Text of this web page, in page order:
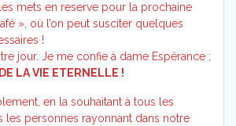
mets en reserve pour la prochaine
», où l’on peut susciter quelques
!
jour. Je me confie à dame Espérance ;
LA VIE ETERNELLE !
en la souhaitant à tous les
les personnes rayonnant dans notre